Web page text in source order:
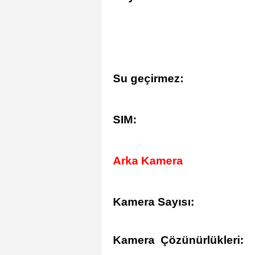
Su geçirmez:
SIM:
Arka Kamera
Kamera Sayısı:
Kamera Çözünürlükleri: